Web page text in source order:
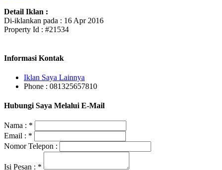
Detail Iklan :
Di-iklankan pada : 16 Apr 2016
Property Id : #21534
Informasi Kontak
Iklan Saya Lainnya
Phone : 081325657810
Hubungi Saya Melalui E-Mail
Nama : *
Email : *
Nomor Telepon :
Isi Pesan : *